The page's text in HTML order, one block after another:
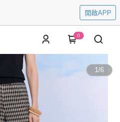
開啟APP
0
1/6